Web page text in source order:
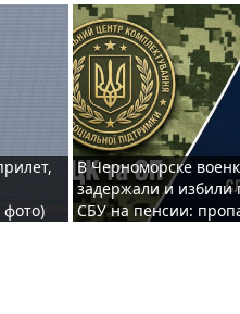
В Черноморске
задержали и избили
СБУ на пенсии: